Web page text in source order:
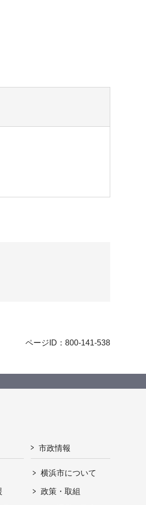
ページID：800-141-538
市政情報
横浜市について
政策・取組